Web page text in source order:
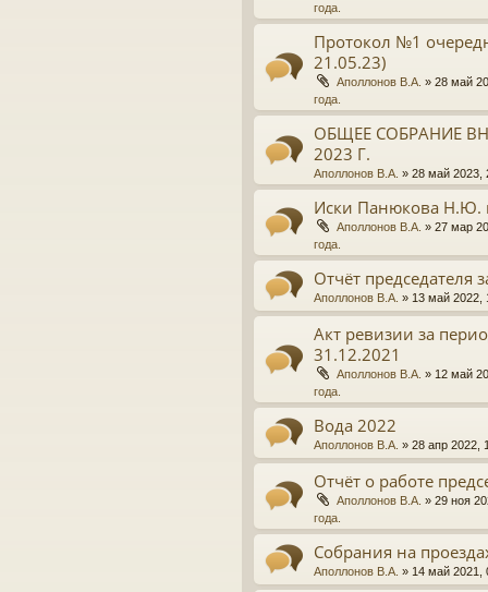
года.
Протокол №1
21.05.23)
Аполлонов В.А. » 28 май
года.
ОБЩЕЕ СОБРАНИЕ
2023 Г.
Аполлонов В.А. » 28 май 2023,
Иски Панюкова Н.Ю.
Аполлонов В.А. » 27 мар
года.
Отчёт председателя
Аполлонов В.А. » 13 май 2022,
Акт ревизии за
31.12.2021
Аполлонов В.А. » 12 май
года.
Вода 2022
Аполлонов В.А. » 28 апр 2022,
Отчёт о работе
Аполлонов В.А. » 29 ноя
года.
Собрания на
Аполлонов В.А. » 14 май 2021,